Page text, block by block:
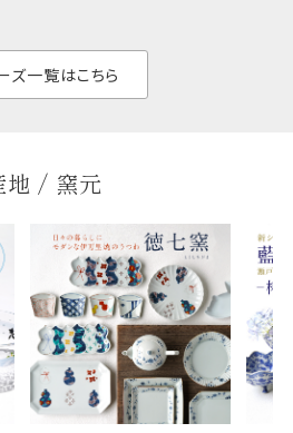
ズ一覧はこちら
地 / 窯元